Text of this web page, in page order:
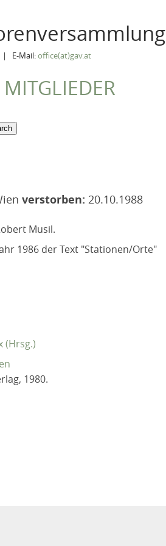
| E-Mail:office(at)gav.at
verstorben: 20.10.1988
Musil.
1986 der Text "Stationen/Orte"
(Hrsg.)
1980.